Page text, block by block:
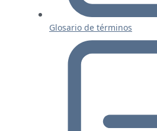
Glosario de términos